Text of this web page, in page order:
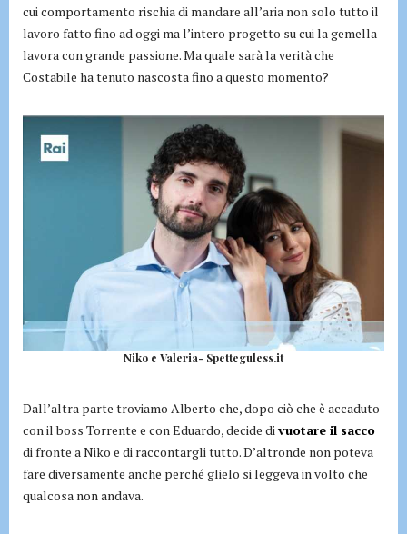
cui comportamento rischia di mandare all’aria non solo tutto il
lavoro fatto fino ad oggi ma l’intero progetto su cui la gemella
lavora con grande passione. Ma quale sarà la verità che
Costabile ha tenuto nascosta fino a questo momento?
Niko e Valeria- Spetteguless.it
Dall’altra parte troviamo Alberto che, dopo ciò che è accaduto
con il boss Torrente e con Eduardo, decide di vuotare il sacco
di fronte a Niko e di raccontargli tutto. D’altronde non poteva
fare diversamente anche perché glielo si leggeva in volto che
qualcosa non andava.